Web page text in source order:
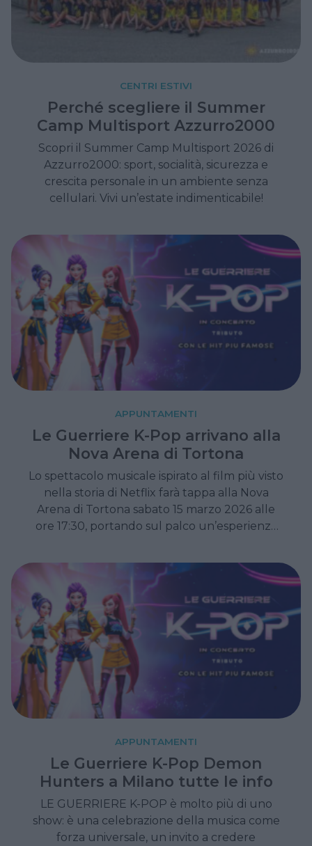
CENTRI ESTIVI
Perché scegliere il Summer
Camp Multisport Azzurro2000
Scopri il Summer Camp Multisport 2026 di
Azzurro2000: sport, socialità, sicurezza e
crescita personale in un ambiente senza
cellulari. Vivi un’estate indimenticabile!
APPUNTAMENTI
Le Guerriere K-Pop arrivano alla
Nova Arena di Tortona
Lo spettacolo musicale ispirato al film più visto
nella storia di Netflix farà tappa alla Nova
Arena di Tortona sabato 15 marzo 2026 alle
ore 17:30, portando sul palco un’esperienza
narrazione epica, adatta a spettatori di tutte
le età.
APPUNTAMENTI
Le Guerriere K-Pop Demon
Hunters a Milano tutte le info
LE GUERRIERE K-POP è molto più di uno
show: è una celebrazione della musica come
forza universale, un invito a credere